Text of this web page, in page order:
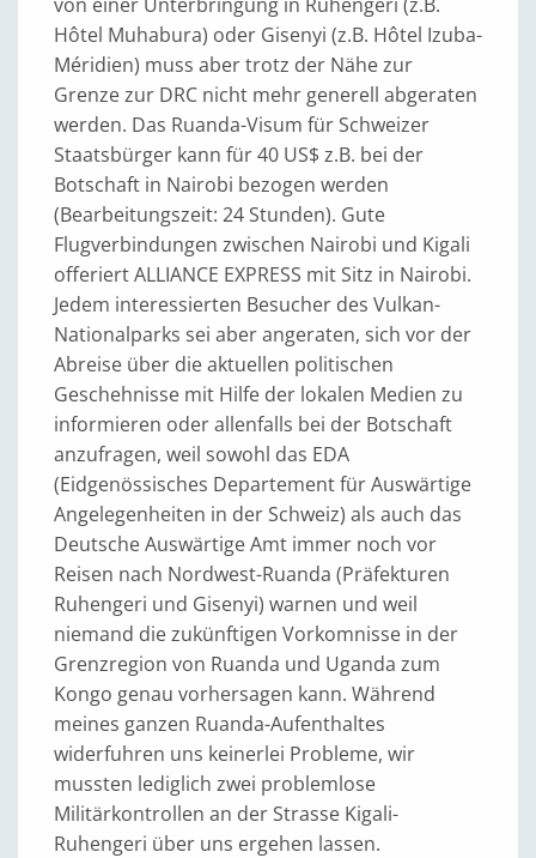
Hôtel Muhabura) oder Gisenyi (z.B. Hôtel Izuba-
Méridien) muss aber trotz der Nähe zur
Grenze zur DRC nicht mehr generell abgeraten
werden. Das Ruanda-Visum für Schweizer
Staatsbürger kann für 40 US$ z.B. bei der
Botschaft in Nairobi bezogen werden
(Bearbeitungszeit: 24 Stunden). Gute
Flugverbindungen zwischen Nairobi und Kigali
offeriert ALLIANCE EXPRESS mit Sitz in Nairobi.
Jedem interessierten Besucher des Vulkan-
Nationalparks sei aber angeraten, sich vor der
Abreise über die aktuellen politischen
Geschehnisse mit Hilfe der lokalen Medien zu
informieren oder allenfalls bei der Botschaft
anzufragen, weil sowohl das EDA
(Eidgenössisches Departement für Auswärtige
Angelegenheiten in der Schweiz) als auch das
Deutsche Auswärtige Amt immer noch vor
Reisen nach Nordwest-Ruanda (Präfekturen
Ruhengeri und Gisenyi) warnen und weil
niemand die zukünftigen Vorkomnisse in der
Grenzregion von Ruanda und Uganda zum
Kongo genau vorhersagen kann. Während
meines ganzen Ruanda-Aufenthaltes
widerfuhren uns keinerlei Probleme, wir
mussten lediglich zwei problemlose
Militärkontrollen an der Strasse Kigali-
Ruhengeri über uns ergehen lassen.